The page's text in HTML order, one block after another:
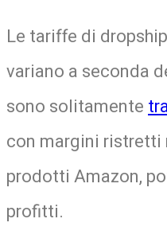
Le tariffe di
variano a seconda
sono solitamente
con margini ristretti
prodotti Amazon,
profitti.